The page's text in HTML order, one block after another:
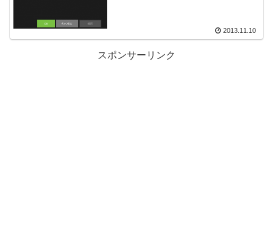
2013.11.10
スポンサーリンク